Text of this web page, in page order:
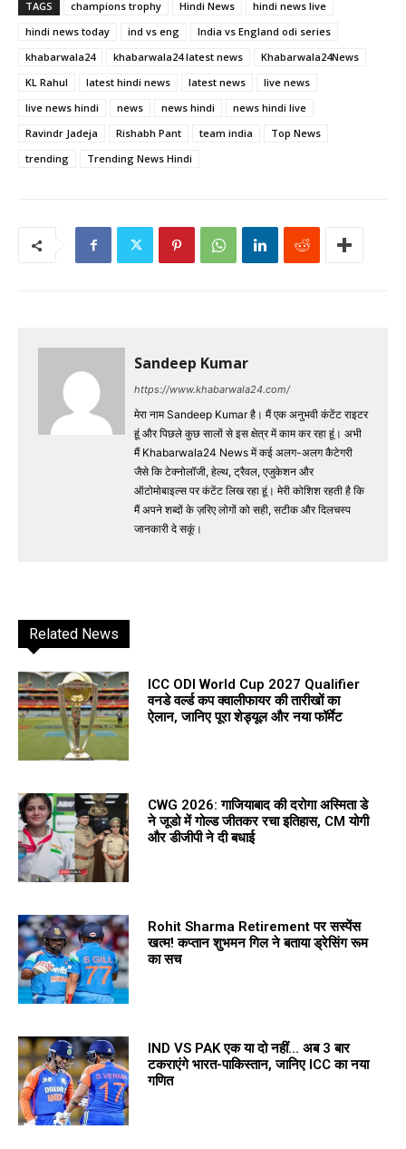
TAGS champions trophy Hindi News
hindi news live
hindi news today
ind vs eng
India vs England odi series
khabarwala24
khabarwala24 latest news
Khabarwala24News
KL Rahul
latest hindi news latest news
live news
live news hindi
news news hindi
news hindi live
Ravindr Jadeja
Rishabh Pant team india
Top News
trending
Trending News Hindi
Sandeep Kumar
https://www.khabarwala24.com/
मेरा नाम Sandeep Kumar है। मैं एक अनुभवी कंटेंट राइटर
हूं और पिछले कुछ सालों से इस क्षेत्र में काम कर रहा हूं। अभी
मैं Khabarwala24 News में कई अलग-अलग कैटेगरी
जैसे कि टेक्नोलॉजी, हेल्थ, ट्रैवल, एजुकेशन और
ऑटोमोबाइल्स पर कंटेंट लिख रहा हूं। मेरी कोशिश रहती है कि
मैं अपने शब्दों के ज़रिए लोगों को सही, सटीक और दिलचस्प
जानकारी दे सकूं।
Related News
ICC ODI World Cup 2027 Qualifier
वनडे वर्ल्ड कप क्वालीफायर की तारीखों का
ऐलान, जानिए पूरा शेड्यूल और नया फॉर्मेट
CWG 2026: गाजियाबाद की दरोगा अस्मिता डे
ने जूडो में गोल्ड जीतकर रचा इतिहास, CM योगी
और डीजीपी ने दी बधाई
Rohit Sharma Retirement पर सस्पेंस
खत्म! कप्तान शुभमन गिल ने बताया ड्रेसिंग रूम
का सच
IND VS PAK एक या दो नहीं… अब 3 बार
टकराएंगे भारत-पाकिस्तान, जानिए ICC का नया
गणित